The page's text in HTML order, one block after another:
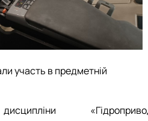
участь в предметній